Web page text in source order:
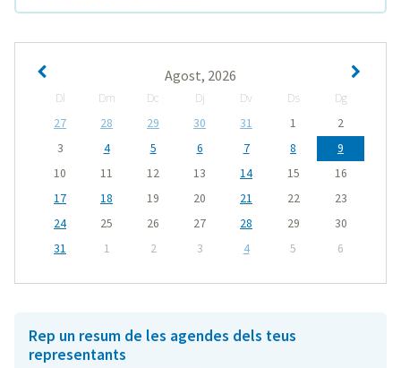
Agost, 2026
Dl Dm Dc Dj Dv Ds
Dg
27
28 29 30 31 1
2
3
4 5 6 7 8
9
10
11 12 13 14 15
16
17
18 19 20 21 22
23
24
25 26 27 28 29
30
31
1 2 3 4 5 6
Rep un resum de les agendes dels teus
representants